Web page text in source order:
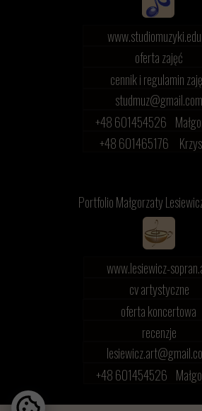
oferta zajęć
cennik i regulamin
studmuz@gmail.com
+48 601454526
+48 601465176
Portfolio Małgorzaty
www.lesiewicz-
cv artystyczne
oferta koncertowa
recenzje
+48 601454526